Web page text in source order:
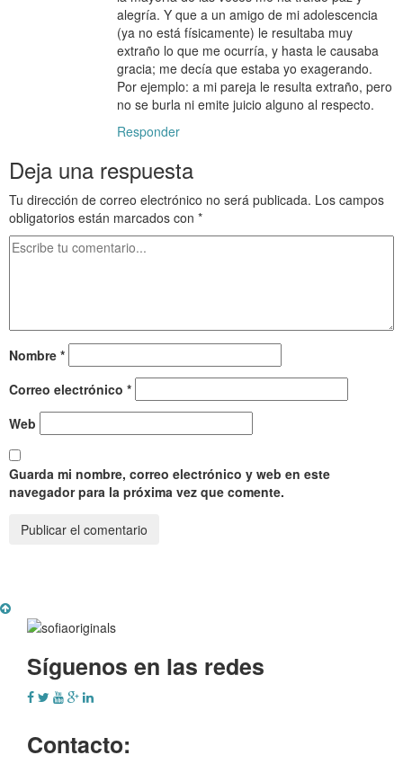
alegría. Y que a un amigo de mi adolescencia
(ya no está físicamente) le resultaba muy
extraño lo que me ocurría, y hasta le causaba
gracia; me decía que estaba yo exagerando.
Por ejemplo: a mi pareja le resulta extraño, pero
no se burla ni emite juicio alguno al respecto.
Responder
Deja una respuesta
Tu dirección de correo electrónico no será publicada. Los campos
obligatorios están marcados con *
Nombre *
Correo electrónico *
Web
Guarda mi nombre, correo electrónico y web en este
navegador para la próxima vez que comente.
Síguenos en las redes
Contacto: